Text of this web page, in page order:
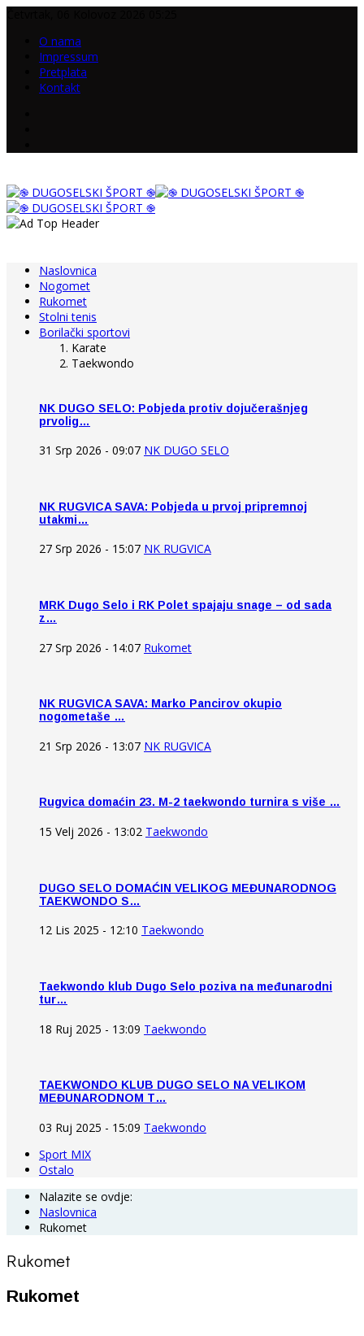
O nama
Impressum
Pretplata
Kontakt
Naslovnica
Nogomet
Rukomet
Stolni tenis
Borilački sportovi
Karate
Taekwondo
NK DUGO SELO: Pobjeda protiv dojučerašnjeg
prvolig…
31 Srp 2026 - 09:07 NK DUGO SELO
NK RUGVICA SAVA: Pobjeda u prvoj pripremnoj
utakmi…
27 Srp 2026 - 15:07 NK RUGVICA
MRK Dugo Selo i RK Polet spajaju snage – od sada
z…
27 Srp 2026 - 14:07 Rukomet
NK RUGVICA SAVA: Marko Pancirov okupio
nogometaše …
21 Srp 2026 - 13:07 NK RUGVICA
Rugvica domaćin 23. M-2 taekwondo turnira s više …
15 Velj 2026 - 13:02 Taekwondo
DUGO SELO DOMAĆIN VELIKOG MEĐUNARODNOG
TAEKWONDO S…
12 Lis 2025 - 12:10 Taekwondo
Taekwondo klub Dugo Selo poziva na međunarodni
tur…
18 Ruj 2025 - 13:09 Taekwondo
TAEKWONDO KLUB DUGO SELO NA VELIKOM
MEĐUNARODNOM T…
03 Ruj 2025 - 15:09 Taekwondo
Sport MIX
Ostalo
Nalazite se ovdje:
Naslovnica
Rukomet
Rukomet
Rukomet